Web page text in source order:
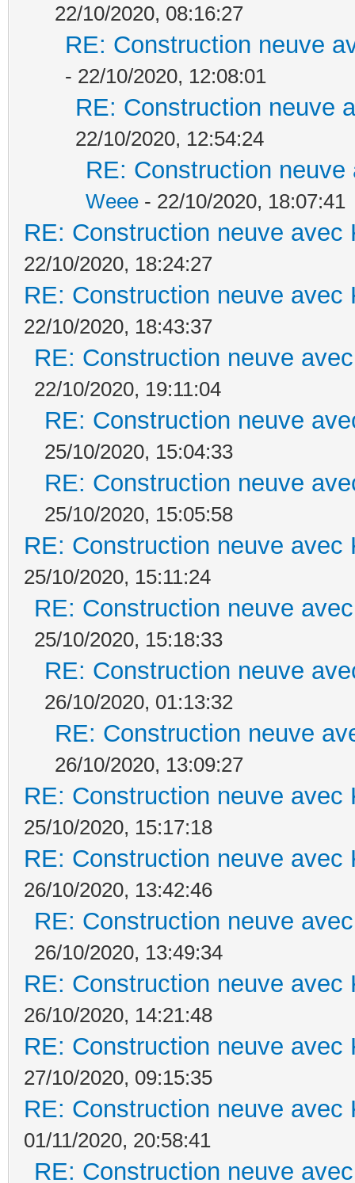
22/10/2020, 08:16:27
RE: Construction neuve
- 22/10/2020, 12:08:01
RE: Construction neuve
22/10/2020, 12:54:24
RE: Construction
Weee - 22/10/2020, 18:07:41
RE: Construction neuve avec
22/10/2020, 18:24:27
RE: Construction neuve avec
22/10/2020, 18:43:37
RE: Construction neuve
22/10/2020, 19:11:04
RE: Construction neuve
25/10/2020, 15:04:33
RE: Construction neuve
25/10/2020, 15:05:58
RE: Construction neuve avec
25/10/2020, 15:11:24
RE: Construction neuve
25/10/2020, 15:18:33
RE: Construction neuve
26/10/2020, 01:13:32
RE: Construction neuve
26/10/2020, 13:09:27
RE: Construction neuve avec
25/10/2020, 15:17:18
RE: Construction neuve avec
26/10/2020, 13:42:46
RE: Construction neuve
26/10/2020, 13:49:34
RE: Construction neuve avec
26/10/2020, 14:21:48
RE: Construction neuve avec
27/10/2020, 09:15:35
RE: Construction neuve avec
01/11/2020, 20:58:41
RE: Construction neuve